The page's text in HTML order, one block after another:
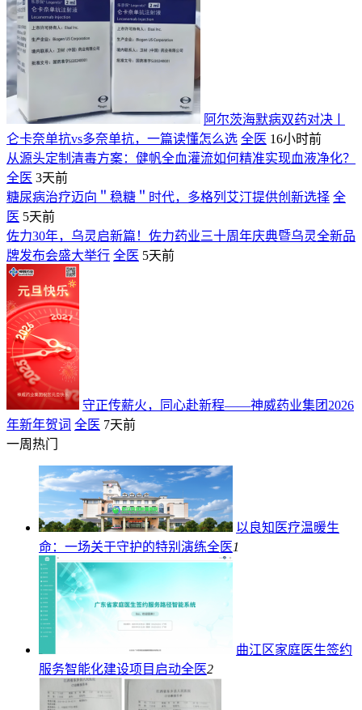
阿尔茨海默病双药对决ￜ
仑卡奈单抗vs多奈单抗，一篇读懂怎么选 全医 16小时前
从源头定制清毒方案：健帆全血灌流如何精准实现血液净化？
全医 3天前
糖尿病治疗迈向＂稳糖＂时代，多格列艾汀提供创新选择 全
医 5天前
佐力30年，乌灵启新篇！佐力药业三十周年庆典暨乌灵全新品
牌发布会盛大举行 全医 5天前
守正传薪火，同心赴新程——神威药业集团2026
年新年贺词 全医 7天前
一周热门
以良知医疗温暖生
命：一场关于守护的特别演练全医1
曲江区家庭医生签约
服务智能化建设项目启动全医2